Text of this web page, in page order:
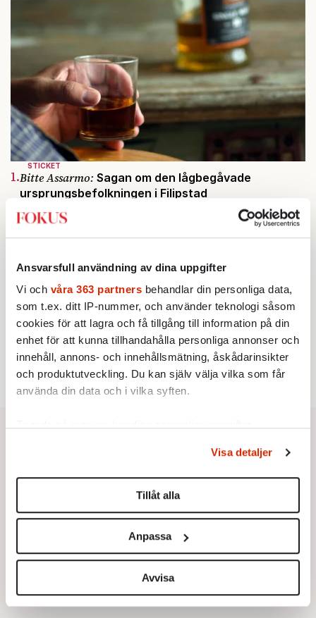
Ansvarsfull användning av dina uppgifter
Vi och våra 363 partners behandlar din personliga data,
som t.ex. ditt IP-nummer, och använder teknologi såsom
cookies för att lagra och få tillgång till information på din
enhet för att kunna tillhandahålla personliga annonser och
innehåll, annons- och innehållsmätning, åskådarinsikter
och produktutveckling. Du kan själv välja vilka som får
använda din data och i vilka syften.
Du kan ändra eller dra tillbaka ditt samtycke när som
helst från cookie-förklaringen.
Vi använder enhetsidentifierare för att anpassa innehållet
för sociala medier och analysera vår trafik. Vi
vidarebefordrar även sådana identifierare och annan
information från din enhet till de sociala medier och
annons- och analysföretag som vi samarbetar med.
Dessa kan i sin tur kombinera informationen med annan
Visa detaljer
Tillåt alla
Anpassa
Avvisa
STICKET
1.Bitte Assarmo: Sagan om den lågbegåvade
ursprungsbefolkningen i Filipstad
2.Sakine Madon:
Efter islamistdådet oroar sig
KRÖNIKA
4. Frans Wachtmeister:
Ja, AC är ett hot mot den
franska civilisationen
UTRIKES
5.Därför liknar Putin både tsaren och Stalin
Av: Bengt Jangfeldt
STICKET
6.Christoffer Jonsson:Inte nu igen, Vänsterpartiet!